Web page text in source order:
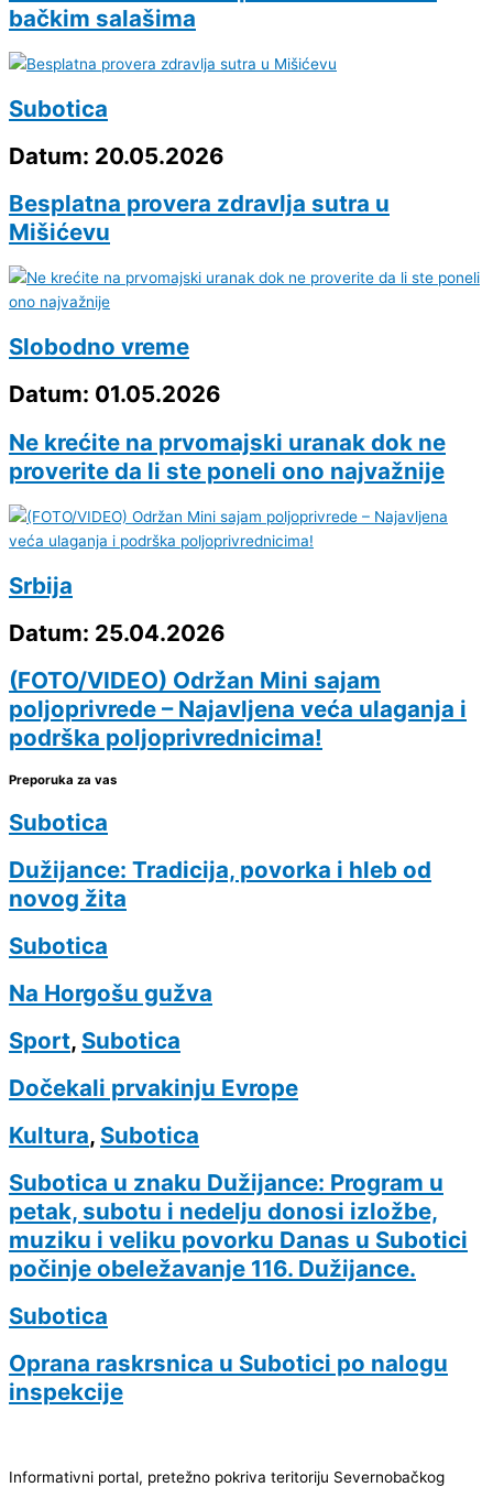
bačkim salašima
Subotica
Datum: 20.05.2026
Besplatna provera zdravlja sutra u
Mišićevu
Slobodno vreme
Datum: 01.05.2026
Ne krećite na prvomajski uranak dok ne
proverite da li ste poneli ono najvažnije
Srbija
Datum: 25.04.2026
(FOTO/VIDEO) Održan Mini sajam
poljoprivrede – Najavljena veća ulaganja i
podrška poljoprivrednicima!
Preporuka za vas
Subotica
Dužijance: Tradicija, povorka i hleb od
novog žita
Subotica
Na Horgošu gužva
Sport, Subotica
Dočekali prvakinju Evrope
Kultura, Subotica
Subotica u znaku Dužijance: Program u
petak, subotu i nedelju donosi izložbe,
muziku i veliku povorku Danas u Subotici
počinje obeležavanje 116. Dužijance.
Subotica
Oprana raskrsnica u Subotici po nalogu
inspekcije
Informativni portal, pretežno pokriva teritoriju Severnobačkog